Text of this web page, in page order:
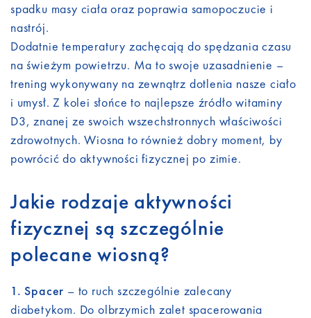
spadku masy ciała oraz poprawia samopoczucie i
nastrój.
Dodatnie temperatury zachęcają do spędzania czasu
na świeżym powietrzu. Ma to swoje uzasadnienie –
trening wykonywany na zewnątrz dotlenia nasze ciało
i umysł. Z kolei słońce to najlepsze źródło witaminy
D3, znanej ze swoich wszechstronnych właściwości
zdrowotnych. Wiosna to również dobry moment, by
powrócić do aktywności fizycznej po zimie.
Jakie rodzaje aktywności
fizycznej są szczególnie
polecane wiosną?
1. Spacer – to ruch szczególnie zalecany
diabetykom. Do olbrzymich zalet spacerowania